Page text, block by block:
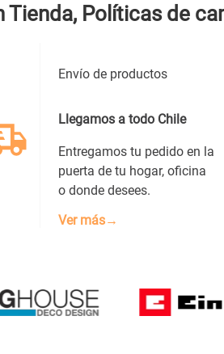
Tienda, Políticas de
Envío de productos
Llegamos a todo Chile
Entregamos tu pedido en la
puerta de tu hogar, oficina
o donde desees.
Ver más→